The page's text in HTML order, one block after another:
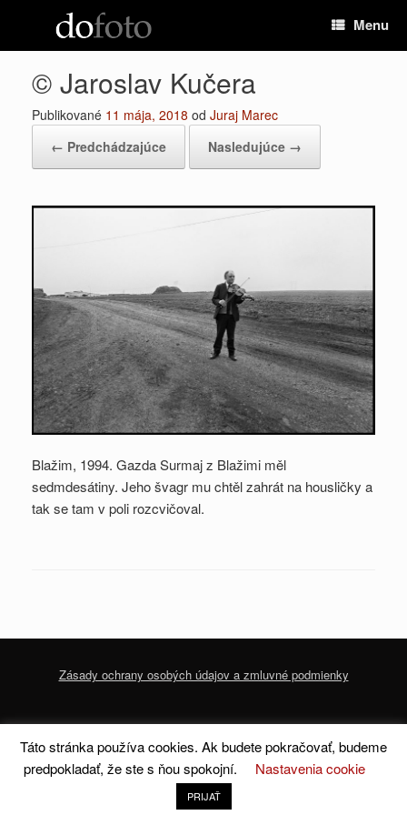
Menu
© Jaroslav Kučera
Publikované 11 mája, 2018 od Juraj Marec
← Predchádzajúce
Nasledujúce →
Blažim, 1994. Gazda Surmaj z Blažimi měl
sedmdesátiny. Jeho švagr mu chtěl zahrát na housličky a
tak se tam v poli rozcvičoval.
Zásady ochrany osobých údajov a zmluvné podmienky
podmienky
SiteOriginTheme
Táto stránka používa cookies. Ak budete pokračovať, budeme
predpokladať, že ste s ňou spokojní.
Nastavenia cookie
PRIJAŤ